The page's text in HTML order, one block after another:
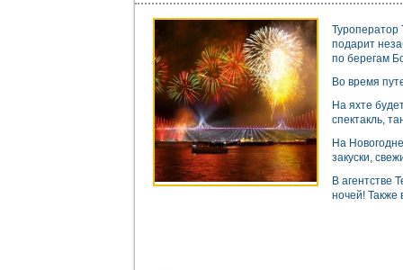
Туроператор
подарит
по берегам
Во время
На яхте
спектакль,
На
закуски,
В агентстве
ночей! Также